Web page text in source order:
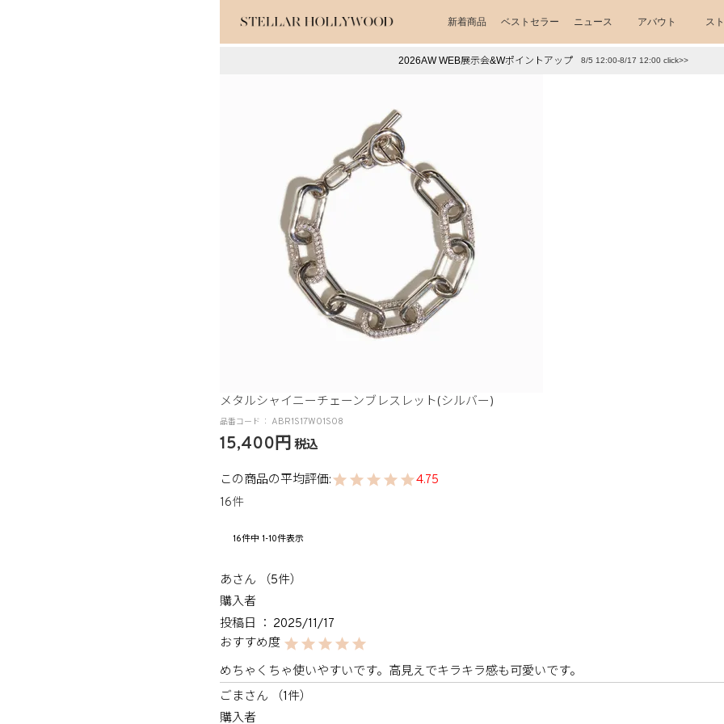
新着商品 ベストセラー ニュース アバウト ス
#スタッフイチ押し（通勤パールアクセ）
2026AW WEB展示会&Wポイントアップ 8/5 12:00-8/17 12:00 click>>
メタルシャイニーチェーンブレスレット(シルバー)
ABR1S17W01S08
15,400 税込
4.75
16
16件中 1-10件表示
あ
5
購入者
投稿日
2025/11/17
めちゃくちゃ使いやすいです。高見えでキラキラ感も可愛いです。
ごま
1
購入者